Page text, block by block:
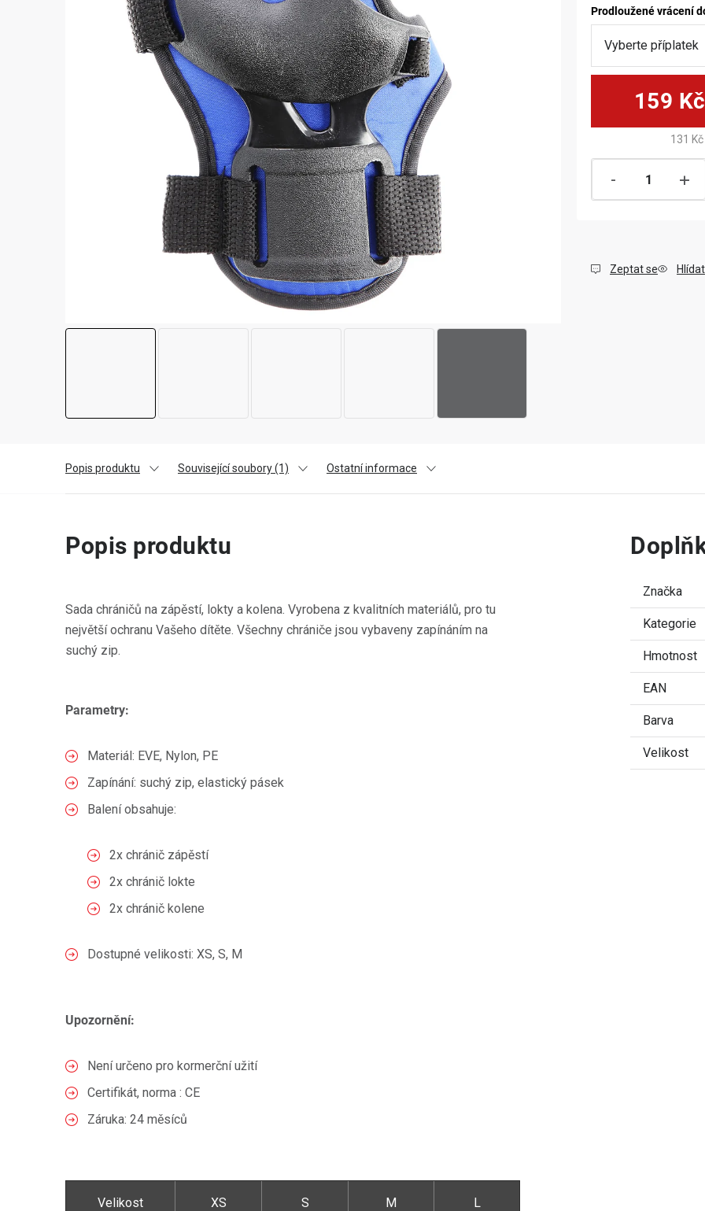
Prodloužené vrácení
159 Kč
131 Kč
Zeptat se Hlídat
Popis produktu Související soubory (1) Ostatní informace
Popis produktu
Sada chráničů na zápěstí, lokty a kolena. Vyrobena z kvalitních materiálů, pro tu
největší ochranu Vašeho dítěte. Všechny chrániče jsou vybaveny zapínáním na
suchý zip.
Parametry:
Materiál: EVE, Nylon, PE
Zapínání: suchý zip, elastický pásek
Balení obsahuje:
2x chránič zápěstí
2x chránič lokte
2x chránič kolene
Dostupné velikosti: XS, S, M
Upozornění:
Není určeno pro kormerční užití
Certifikát, norma : CE
Záruka: 24 měsíců
Velikost XS S M L
Značka
Kategorie
Hmotnost
EAN
Barva
Velikost